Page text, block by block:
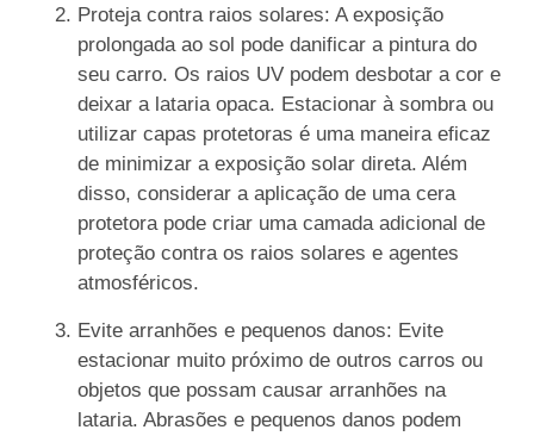
Proteja contra raios solares: A exposição
prolongada ao sol pode danificar a pintura do
seu carro. Os raios UV podem desbotar a cor e
deixar a lataria opaca. Estacionar à sombra ou
utilizar capas protetoras é uma maneira eficaz
de minimizar a exposição solar direta. Além
disso, considerar a aplicação de uma cera
protetora pode criar uma camada adicional de
proteção contra os raios solares e agentes
atmosféricos.
Evite arranhões e pequenos danos: Evite
estacionar muito próximo de outros carros ou
objetos que possam causar arranhões na
lataria. Abrasões e pequenos danos podem